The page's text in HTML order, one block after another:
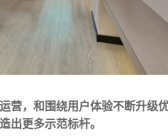
，和围绕用户体验不断升级
出更多示范标杆。